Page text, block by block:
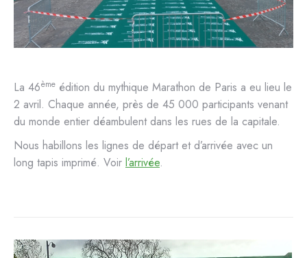
La 46ème édition du mythique Marathon de Paris a eu lieu le
2 avril. Chaque année, près de 45 000 participants venant
du monde entier déambulent dans les rues de la capitale.
Nous habillons les lignes de départ et d’arrivée avec un
long tapis imprimé. Voir l’arrivée.